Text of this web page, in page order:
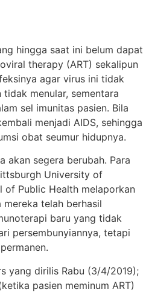
hingga saat ini belum dapat
therapy (ART) sekalipun
agar virus ini tidak
menular, sementara
sel imunitas pasien. Bila
menjadi AIDS, sehingga
obat seumur hidupnya.
akan segera berubah. Para
University of
of Public Health melaporkan
telah berhasil
baru yang tidak
persembunyiannya, tetapi
yang dirilis Rabu (3/4/2019);
pasien meminum ART)